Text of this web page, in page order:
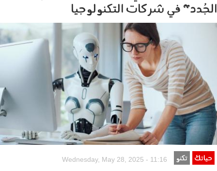
الجُدد" في شركات التكنولوجيا
2805005.jpg
حياتك تكنو Wednesday, May 28, 2025 - 11:16